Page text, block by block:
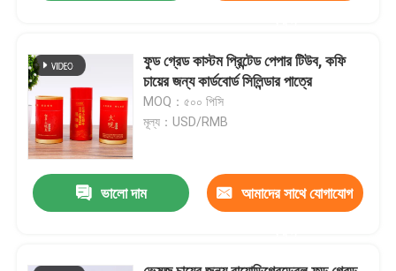
ফুড গ্রেড কাস্টম প্রিন্টেড পেপার টিউব, কফি
চায়ের জন্য কার্ডবোর্ড সিলিন্ডার পাত্রে
MOQ：৫০০ পিসি
মূল্য：USD/RMB
ভালো দাম আমাদের সাথে যোগাযোগ